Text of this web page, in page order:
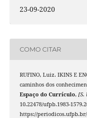
23-09-2020
COMO CITAR
RUFINO, Luiz. IKINS E
caminhos dos
Espaço do Currículo, [S.
10.22478/ufpb.1983-
https://